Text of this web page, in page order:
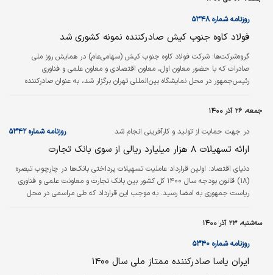
معاونت علمی و فناوری ریاست‌جمهوری نسبت به بازگشت ایرانیان تحصیل‌کرده خارج
از کشور انجام داده، به‌طور میانگین در ماه دو نخبه به کشور بر‌می…
روزنامه شماره ۵۳۴۸
فولاد کاوه جنوب کیش صادرکننده نمونه کشوری شد
گروه‌شرکت‌ها: شرکت فولاد کاوه جنوب کیش (سهامی‌عام) در همایش روز ملی
صادرات که با حضور معاون اول، معاون اقتصادی و معاون علمی و فناوری
رئیس‏‏‌جمهور در محل نمایشگاه بین‏‏‌المللی تهران برگزار شد، به عنوان صادرکننده
پیمان‏‏‌پاک، رئیس‏‏‌کل سازمان توسعه تجارت ایران در این مراسم گفت: برای شناسایی
صادرکننده به مدال افتخار صادرات، هفت‌صادر‌کننده به‌عنوان…
جمعه، ۲۶ آذر ۱۴۰۰
در جهت حمایت از تولید و کارآفرینی انجام شد روزنامه شماره ۵۳۴۲
ارائه تسهیلات ۸ هزار میلیارد ریالی از سوی بانک تجارت
دنیای اقتصاد:
اولین قرارداد عاملیت تسهیلات پرداختی بانک‌ها در چارچوب تبصره
(۱۸) قانون بودجه سال ۱۴۰۰ کل کشور بین بانک تجارت و معاونت علمی و فناوری
ریاست جمهوری به امضا رسید. به موجب این قرارداد که طی مراسمی در محل
عامل این بانک و سورنا ستاری معاون علمی و فناوری رئیس جمهور رسید، از سوی
سه‌شنبه، ۲۳ آذر ۱۴۰۰
روزنامه شماره ۵۳۴۰
ایران یاسا صادرکننده ممتاز ملی سال ۱۴۰۰